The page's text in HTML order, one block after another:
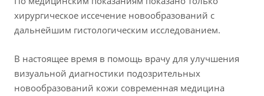
хирургическое иссечение новообразований с
дальнейшим гистологическим исследованием.
В настоящее время в помощь врачу для улучшения
визуальной диагностики подозрительных
новообразований кожи современная медицина